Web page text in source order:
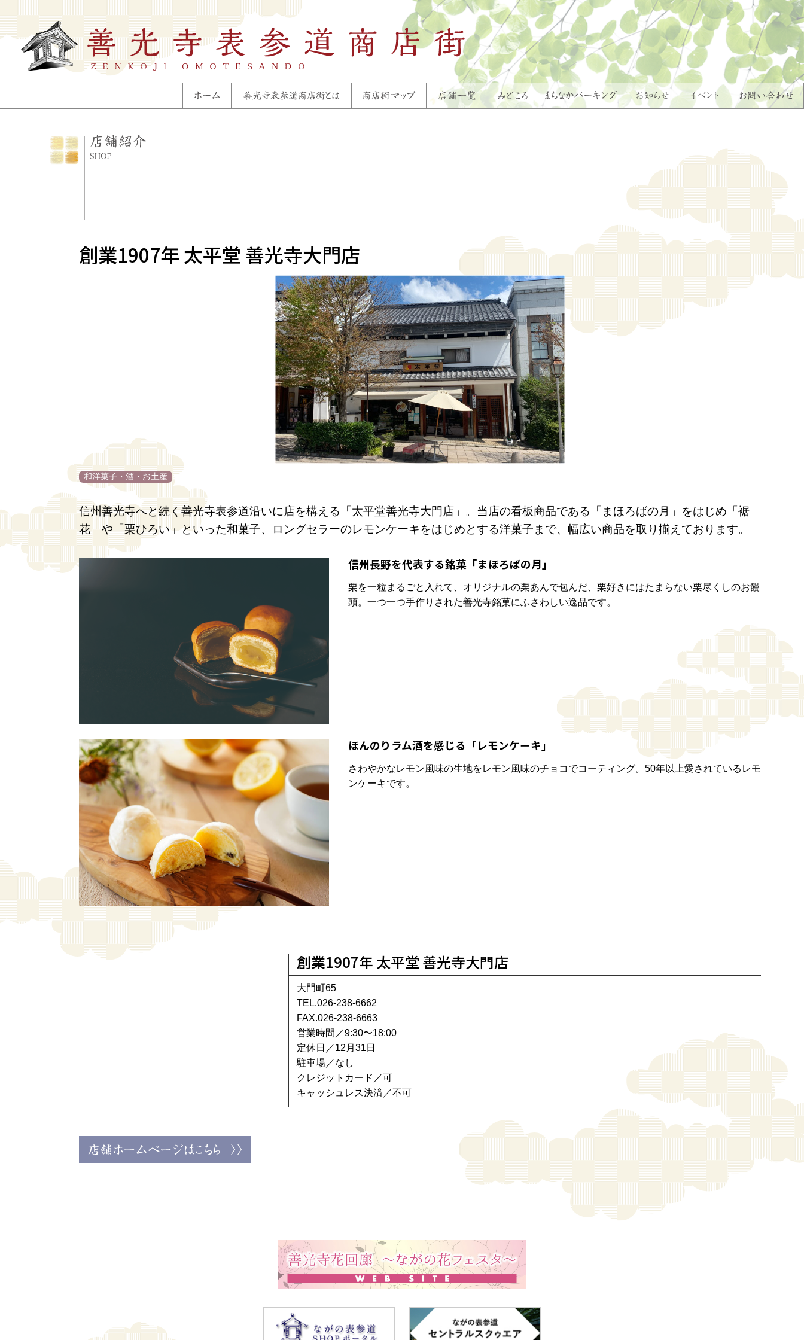
創業1907年 太平堂 善光寺大門店
和洋菓子・酒・お土産
信州善光寺へと続く善光寺表参道沿いに店を構える「太平堂善光寺大門店」。当店の看板商品である「まほろばの月」をはじめ「裾
花」や「栗ひろい」といった和菓子、ロングセラーのレモンケーキをはじめとする洋菓子まで、幅広い商品を取り揃えております。
信州長野を代表する銘菓「まほろばの月」
栗を一粒まるごと入れて、オリジナルの栗あんで包んだ、栗好きにはたまらない栗尽くしのお饅
頭。一つ一つ手作りされた善光寺銘菓にふさわしい逸品です。
ほんのりラム酒を感じる「レモンケーキ」
さわやかなレモン風味の生地をレモン風味のチョコでコーティング。50年以上愛されているレモ
ンケーキです。
創業1907年 太平堂 善光寺大門店
大門町65
TEL.026-238-6662
FAX.026-238-6663
営業時間／9:30〜18:00
定休日／12月31日
駐車場／なし
クレジットカード／可
キャッシュレス決済／不可